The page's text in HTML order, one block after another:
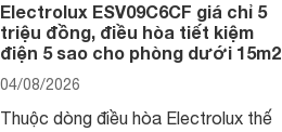
Electrolux ESV09C6CF giá chỉ 5
triệu đồng, điều hòa tiết kiệm
điện 5 sao cho phòng dưới 15m2
04/08/2026
Thuộc dòng điều hòa Electrolux thế